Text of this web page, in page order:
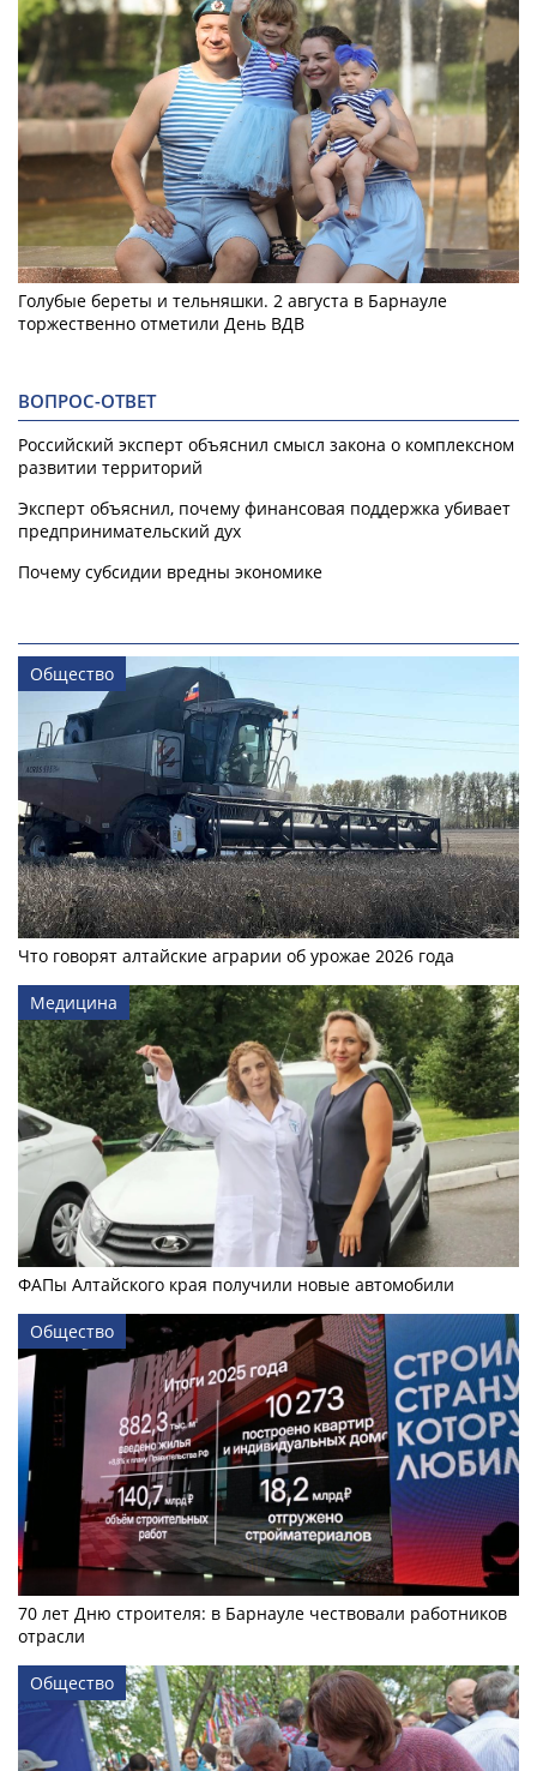
Голубые береты и тельняшки. 2 августа в Барнауле
торжественно отметили День ВДВ
ВОПРОС-ОТВЕТ
Российский эксперт объяснил смысл закона о комплексном
развитии территорий
Эксперт объяснил, почему финансовая поддержка убивает
предпринимательский дух
Почему субсидии вредны экономике
Общество
Что говорят алтайские аграрии об урожае 2026 года
Медицина
ФАПы Алтайского края получили новые автомобили
Общество
70 лет Дню строителя: в Барнауле чествовали работников
отрасли
Общество